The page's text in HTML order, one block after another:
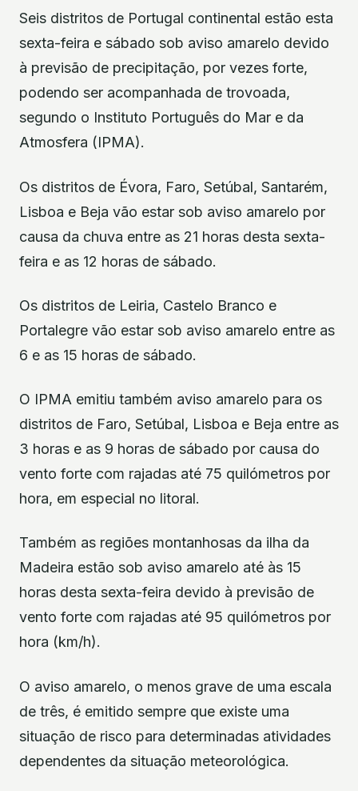
Seis distritos de Portugal continental estão esta
sexta-feira e sábado sob aviso amarelo devido
à previsão de precipitação, por vezes forte,
podendo ser acompanhada de trovoada,
segundo o Instituto Português do Mar e da
Atmosfera (IPMA).
Os distritos de Évora, Faro, Setúbal, Santarém,
Lisboa e Beja vão estar sob aviso amarelo por
causa da chuva entre as 21 horas desta sexta-
feira e as 12 horas de sábado.
Os distritos de Leiria, Castelo Branco e
Portalegre vão estar sob aviso amarelo entre as
6 e as 15 horas de sábado.
O IPMA emitiu também aviso amarelo para os
distritos de Faro, Setúbal, Lisboa e Beja entre as
3 horas e as 9 horas de sábado por causa do
vento forte com rajadas até 75 quilómetros por
hora, em especial no litoral.
Também as regiões montanhosas da ilha da
Madeira estão sob aviso amarelo até às 15
horas desta sexta-feira devido à previsão de
vento forte com rajadas até 95 quilómetros por
hora (km/h).
O aviso amarelo, o menos grave de uma escala
de três, é emitido sempre que existe uma
situação de risco para determinadas atividades
dependentes da situação meteorológica.